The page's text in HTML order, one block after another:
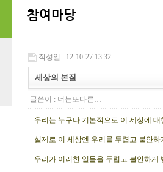
작성일 : 12-10-27 13:32
세상의 본질
글쓴이 : 너는또다른…
우리는 누구나 기본적으로 이 세상에
실제로 이 세상엔 우리를 두렵고 불안
우리가 이러한 일들을 두렵고 불안하